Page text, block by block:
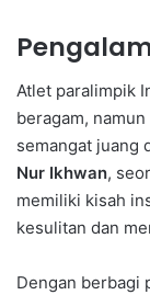
Atlet paralimpik
beragam,
semangat juang
Nur Ikhwan,
memiliki kisah
kesulitan dan
Dengan berbagi